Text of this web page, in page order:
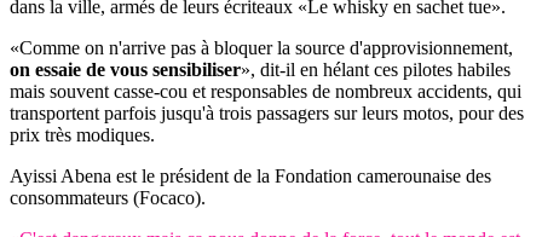
dans la ville, armés de leurs écriteaux «Le whisky en sachet tue».
«Comme on n'arrive pas à bloquer la source d'approvisionnement,
on essaie de vous sensibiliser», dit-il en hélant ces pilotes habiles
mais souvent casse-cou et responsables de nombreux accidents, qui
transportent parfois jusqu'à trois passagers sur leurs motos, pour des
prix très modiques.
Ayissi Abena est le président de la Fondation camerounaise des
consommateurs (Focaco).